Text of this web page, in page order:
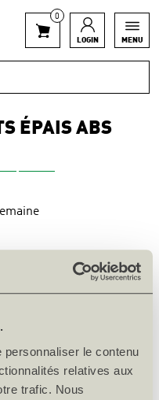
le contenu
relatives aux
trafic. Nous
0
LOGIN MENU
ÉPAIS ABS
VL